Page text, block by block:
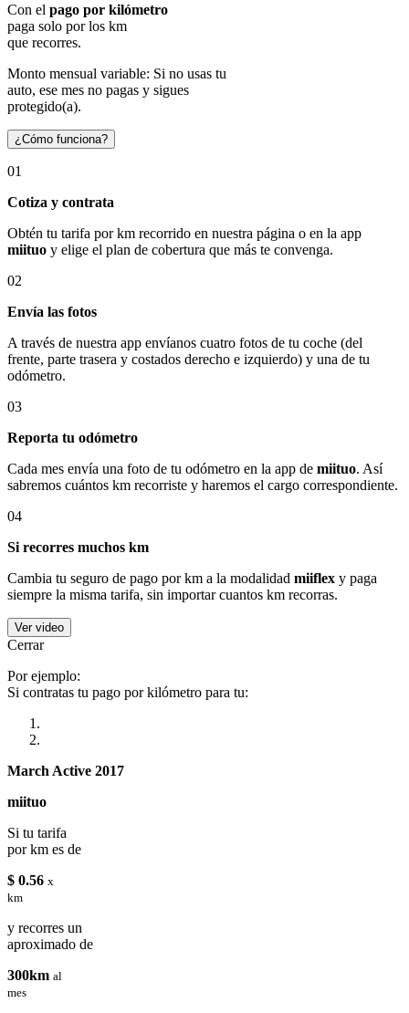
Con el pago por kilómetro
paga solo por los km
que recorres.
Monto mensual variable: Si no usas tu
auto, ese mes no pagas y sigues
protegido(a).
¿Cómo funciona?
01
Cotiza y contrata
Obtén tu tarifa por km recorrido en nuestra página o en la app
miituo y elige el plan de cobertura que más te convenga.
02
Envía las fotos
A través de nuestra app envíanos cuatro fotos de tu coche (del
frente, parte trasera y costados derecho e izquierdo) y una de tu
odómetro.
03
Reporta tu odómetro
Cada mes envía una foto de tu odómetro en la app de miituo. Así
sabremos cuántos km recorriste y haremos el cargo correspondiente.
04
Si recorres muchos km
Cambia tu seguro de pago por km a la modalidad miiflex y paga
siempre la misma tarifa, sin importar cuantos km recorras.
Ver video
Cerrar
Por ejemplo:
Si contratas tu pago por kilómetro para tu:
March Active 2017
miituo
Si tu tarifa
por km es de
$ 0.56 x
km
y recorres un
aproximado de
300km al
mes